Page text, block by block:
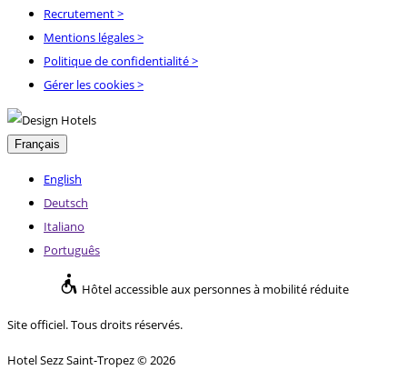
Recrutement>
Mentions légales>
Politique de confidentialité>
Gérer les cookies >
Français
English
Deutsch
Italiano
Português
Hôtel accessible aux personnes à mobilité réduite
Site officiel. Tous droits réservés.
Hotel Sezz Saint-Tropez © 2026